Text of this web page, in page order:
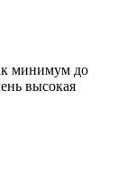
минимум до
высокая